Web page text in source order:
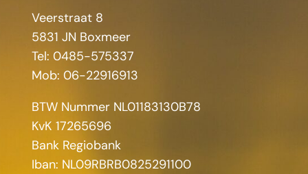
Veerstraat 8
5831 JN Boxmeer
Tel: 0485-575337
Mob: 06-22916913
BTW Nummer NL01183130B78
KvK 17265696
Bank Regiobank
Iban: NL09RBRB0825291100